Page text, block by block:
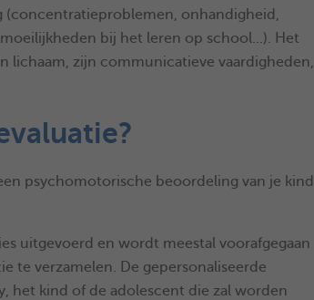
onhandigheid,
bij het leren op school...). Het
lichaam, zijn communicatieve vaardigheden,
psychomotorische beoordeling van je kind
uitgevoerd en wordt meestal voorafgegaan
te verzamelen. De gepersonaliseerde
het kind of de adolescent die zal worden